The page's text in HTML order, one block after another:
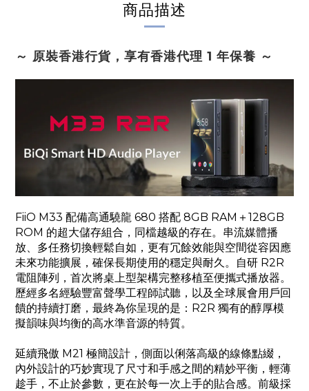
商品描述
～ 原裝香港行貨， 享有香港代理 1 年保養 ～
FiiO M33 配備高通驍龍 680 搭配 8GB RAM＋128GB
ROM 的超大儲存組合，同檔越級的存在。串流媒體播
放、多任務切換輕鬆自如，更有冗餘效能與空間從容因應
未來功能擴展，確保長期使用的穩定與耐久。自研 R2R
電阻陣列，首次將桌上型架構完整移植至便攜式播放器。
歷經多名經驗豐富聲學工程師試聽，以及全球展會用戶回
饋的持續打磨，最終為你呈現的是：R2R 獨有的醇厚模
擬韻味與均衡的高水準音源的特質。
延續飛傲 M21 極簡設計，側面以俐落高級的線條點綴，
內外設計的巧妙實現了尺寸和手感之間的精妙平衡，輕薄
趁手，不止於參數，更在於每一次上手的貼合感。前級採